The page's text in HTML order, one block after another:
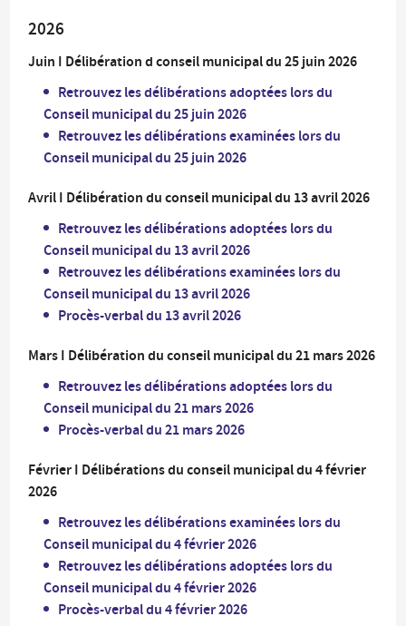
2026
Juin I Délibération d conseil municipal du 25 juin 2026
Retrouvez les délibérations adoptées lors du
Conseil municipal du 25 juin 2026
Retrouvez les délibérations examinées lors du
Conseil municipal du 25 juin 2026
Avril I Délibération du conseil municipal du 13 avril 2026
Retrouvez les délibérations adoptées lors du
Conseil municipal du 13 avril 2026
Retrouvez les délibérations examinées lors du
Conseil municipal du 13 avril 2026
Procès-verbal du 13 avril 2026
Mars I Délibération du conseil municipal du 21 mars 2026
Retrouvez les délibérations adoptées lors du
Conseil municipal du 21 mars 2026
Procès-verbal du 21 mars 2026
Février I Délibérations du conseil municipal du 4 février
2026
Retrouvez les délibérations examinées lors du
Conseil municipal du 4 février 2026
Retrouvez les délibérations adoptées lors du
Conseil municipal du 4 février 2026
Procès-verbal du 4 février 2026